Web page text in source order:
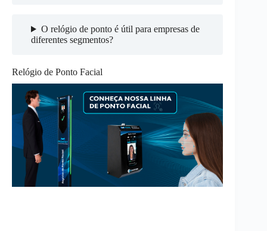
O relógio de ponto é útil para empresas de
diferentes segmentos?
Relógio de Ponto Facial